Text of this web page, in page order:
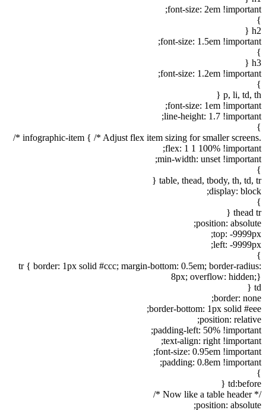
font-size: 2em
font-size: 1.5em
font-size: 1.2em
p, li, td,
font-size: 1em
line-height: 1.7
flex: 1 1 100%
min-width: unset
table, thead, tbody, th, td,
display:
thead
position:
top: -
left: -
tr { border: 1px solid #ccc; margin-bottom: 0.5em; border-
8px; overflow:
border:
border-bottom: 1px solid
position:
padding-left: 50%
text-align: right
font-size: 0.95em
padding: 0.8em
position: